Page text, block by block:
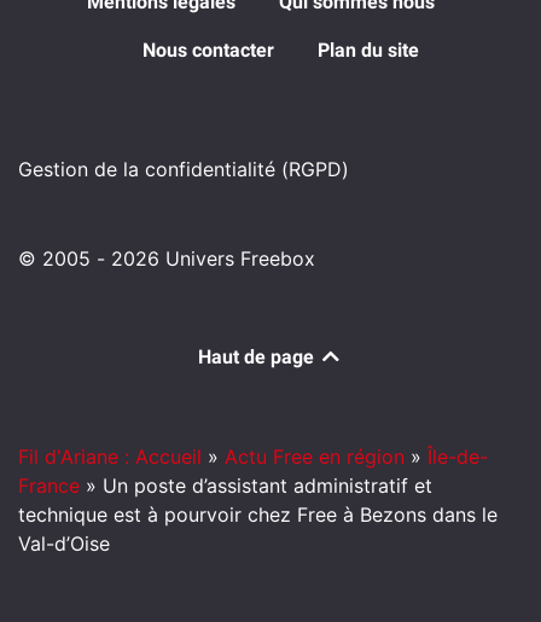
Nous contacter Plan du site
Gestion de la confidentialité (RGPD)
© 2005 - 2026 Univers Freebox
Haut de page
Fil d'Ariane : Accueil » Actu Free en région » Île-de-
France » Un poste d’assistant administratif et
technique est à pourvoir chez Free à Bezons dans le
Val-d’Oise